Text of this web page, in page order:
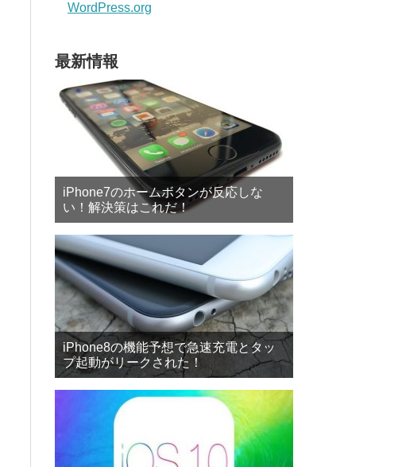
WordPress.org
最新情報
iPhone7のホームボタンが反応しな
い！解決策はこれだ！
iPhone8の機能予想で急速充電とタッ
プ起動がリークされた！